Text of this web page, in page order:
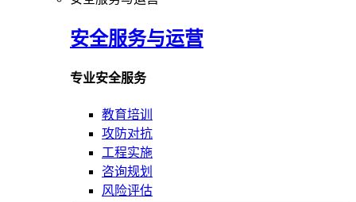
安全服务与运营
专业安全服务
教育培训
攻防对抗
工程实施
咨询规划
风险评估